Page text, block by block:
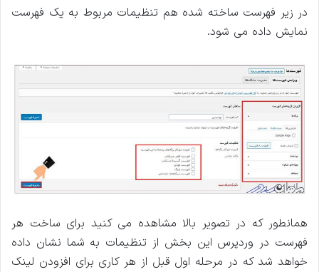
در زیر فهرست ساخته شده هم تنظیمات مربوط به یک فهرست
نمایش داده می شود.
همانطور که در تصویر بالا مشاهده می کنید برای ساخت هر
فهرست در وردپرس این بخش از تنظیمات به شما نشان داده
خواهد شد که در مرحله اول قبل از هر کاری برای افزودن لینک